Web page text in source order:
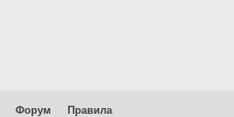
Форум Правила